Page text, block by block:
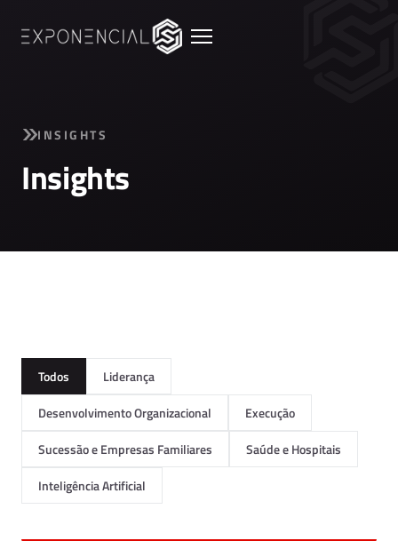
INSIGHTS
Insights
Todos
Liderança
Desenvolvimento Organizacional
Execução
Sucessão e Empresas Familiares
Saúde e Hospitais
Inteligência Artificial